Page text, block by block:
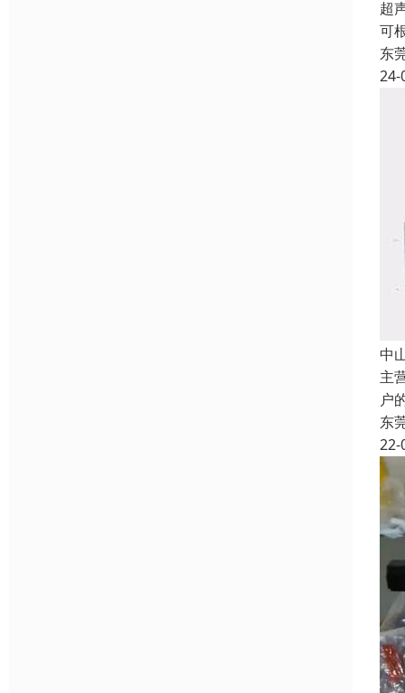
超
可
东
24-
中
主
户
东
22-